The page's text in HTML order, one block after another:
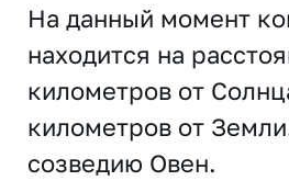
На данный момент
находится на
километров от
километров от
созведию Овен.